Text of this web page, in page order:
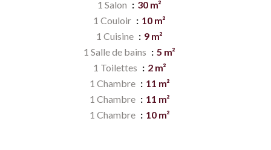
1 Salon
30 m²
1 Couloir
10 m²
1 Cuisine
9 m²
1 Salle de bains
5 m²
1 Toilettes
2 m²
1 Chambre
11 m²
1 Chambre
11 m²
1 Chambre
10 m²